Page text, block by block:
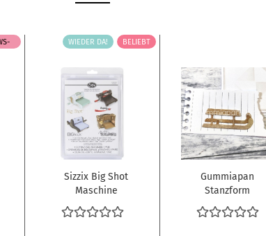
WIEDER DA! BELIEBT
Sizzix Big Shot
Maschine
Schneideplatten...
Gummiapan
Stanzform
Kleiner
Schlitten